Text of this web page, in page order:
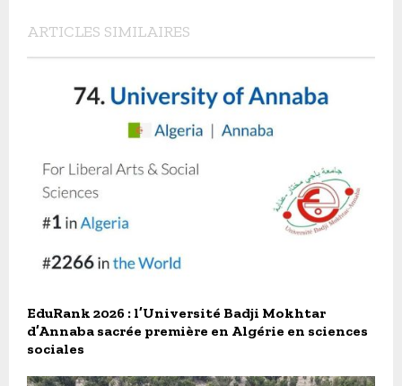
ARTICLES SIMILAIRES
EduRank 2026 : l’Université Badji Mokhtar
d’Annaba sacrée première en Algérie en sciences
sociales